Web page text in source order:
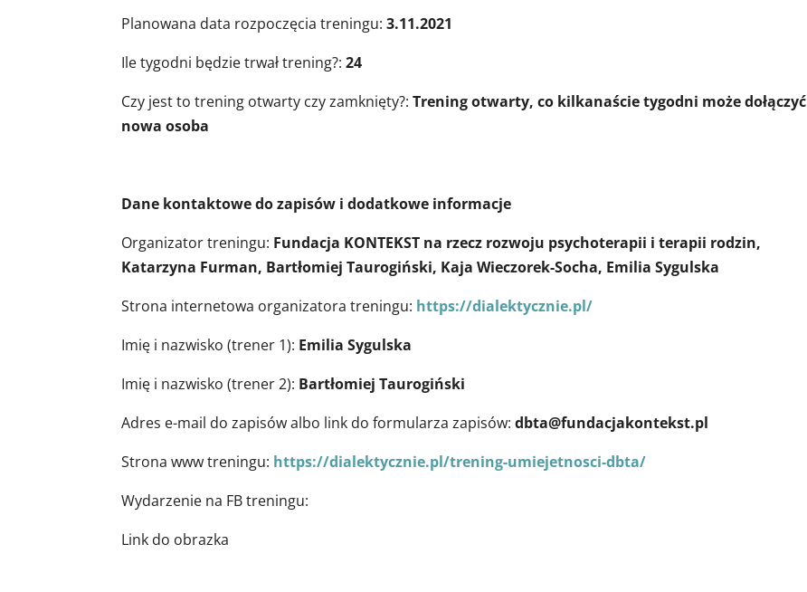
Planowana data rozpoczęcia treningu:3.11.2021
Ile tygodni będzie trwał trening?:24
Czy jest to trening otwarty czy zamknięty?:Trening otwarty, co kilkanaście tygodni może dołączyć
nowa osoba
Dane kontaktowe do zapisów i dodatkowe informacje
Organizator treningu: Fundacja KONTEKST na rzecz rozwoju psychoterapii i terapii rodzin,
Katarzyna Furman, Bartłomiej Taurogiński, Kaja Wieczorek-Socha, Emilia Sygulska
Strona internetowa organizatora treningu: https://dialektycznie.pl/
Imię i nazwisko (trener 1): Emilia Sygulska
Imię i nazwisko (trener 2): Bartłomiej Taurogiński
Adres e-mail do zapisów albo link do formularza zapisów:dbta@fundacjakontekst.pl
Strona www treningu: https://dialektycznie.pl/trening-umiejetnosci-dbta/
Wydarzenie na FB treningu:
Link do obrazka